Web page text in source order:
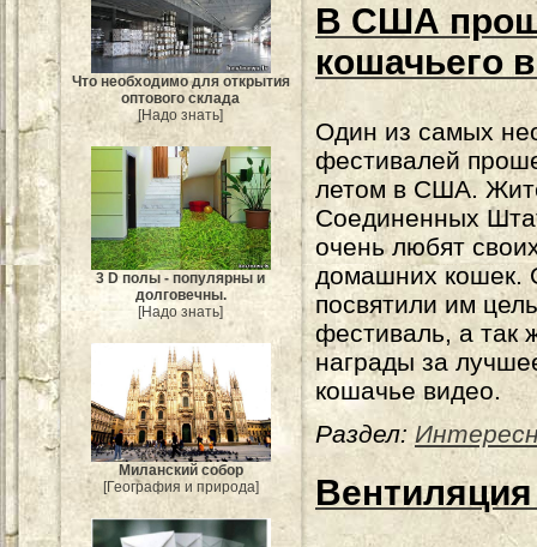
Что необходимо для открытия
оптового склада
[Надо знать]
3 D полы - популярны и
долговечны.
[Надо знать]
Миланский собор
[География и природа]
В США
кошачьего
Один из самых
фестивалей
летом в США.
Соединенных
очень любят
домашних кошек.
посвятили им
фестиваль, а так
награды за
кошачье видео.
Раздел: